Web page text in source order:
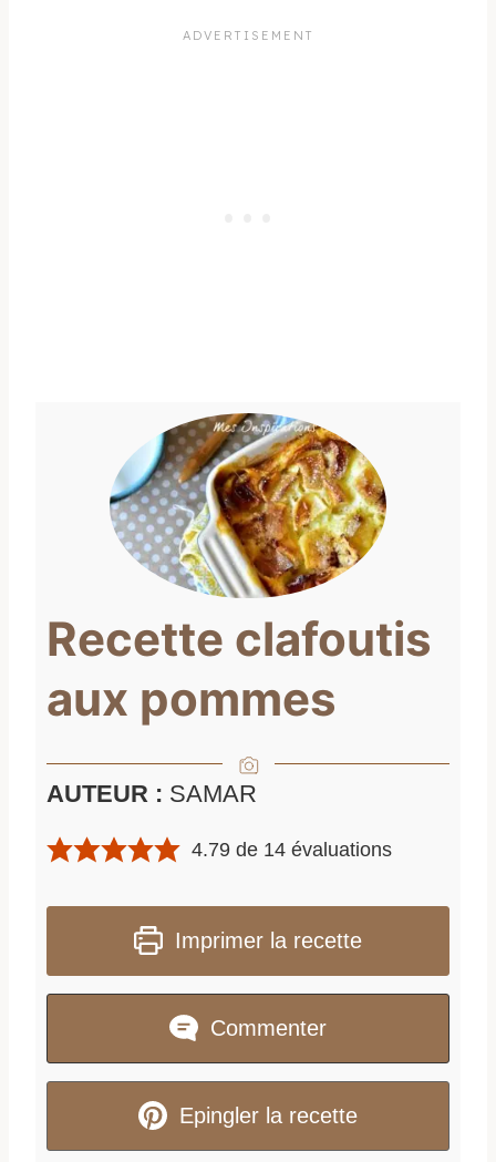
Recette clafoutis
aux pommes
AUTEUR : SAMAR
4.79 de 14 évaluations
Imprimer la recette
Commenter
Epingler la recette